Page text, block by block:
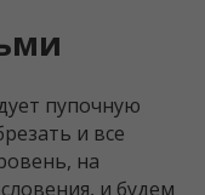
пупочную
и все
на
и будем